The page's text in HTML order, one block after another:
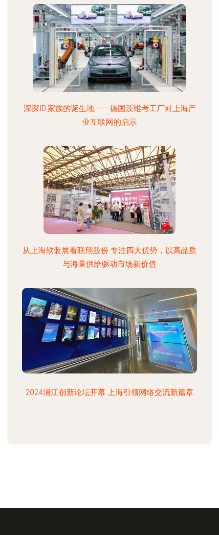
深探ID.家族的诞生地 —— 德国茨维考工厂对上海产
业互联网的启示
从上海软装展看联翔股份 专注四大优势，以高品质
与海量供给驱动市场新价值
2024浦江创新论坛开幕 上海引领网络交流新篇章